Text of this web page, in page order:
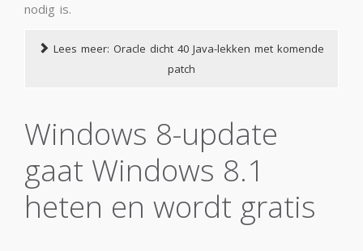
nodig is.
Lees meer: Oracle dicht 40 Java-lekken met komende
patch
Windows 8-update
gaat Windows 8.1
heten en wordt gratis